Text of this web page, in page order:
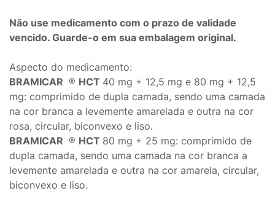
Não use medicamento com o prazo de validade
vencido. Guarde-o em sua embalagem original.
Aspecto do medicamento:
BRAMICAR ® HCT 40 mg + 12,5 mg e 80 mg + 12,5
mg: comprimido de dupla camada, sendo uma camada
na cor branca a levemente amarelada e outra na cor
rosa, circular, biconvexo e liso.
BRAMICAR ® HCT 80 mg + 25 mg: comprimido de
dupla camada, sendo uma camada na cor branca a
levemente amarelada e outra na cor amarela, circular,
biconvexo e liso.